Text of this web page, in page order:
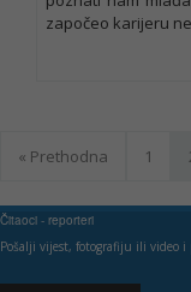
započeo karijeru
« Prethodna 1
Čitaoci - reporteri
Pošalji vijest, fotografiju ili video